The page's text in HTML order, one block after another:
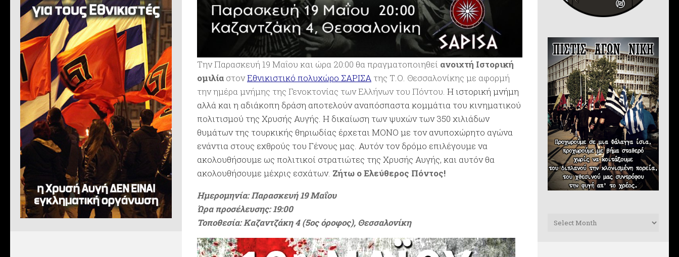
Την Παρασκευή 19 Μαΐου και ώρα 20:00 θα πραγματοποιηθεί ανοιχτή Ιστορική
ομιλία στονΕθνικιστικό πολυχώρο ΣΑΡΙΣΑ της Τ.Ο. Θεσσαλονίκης με αφορμή
την ημέρα μνήμης της Γενοκτονίας των Ελλήνων του Πόντου. Η ιστορική μνήμη
αλλά και η αδιάκοπη δράση αποτελούν αναπόσπαστα κομμάτια του κινηματικού
πολιτισμού της Χρυσής Αυγής. Η δικαίωση των ψυχών των 350 χιλιάδων
θυμάτων της τουρκικής θηριωδίας έρχεται ΜΟΝΟ με τον ανυποχώρητο αγώνα
ενάντια στους εχθρούς του Γένους μας. Αυτόν τον δρόμο επιλέγουμε να
ακολουθήσουμε ως πολιτικοί στρατιώτες της Χρυσής Αυγής, και αυτόν θα
ακολουθήσουμε μέχρις εσχάτων. Ζήτω ο Ελεύθερος Πόντος!
Ημερομηνία: Παρασκευή 19Μαΐου
Ώρα προσέλευσης: 19:00
Τοποθεσία: Καζαντζάκη 4 (5ος όροφος), Θεσσαλονίκη
Archives